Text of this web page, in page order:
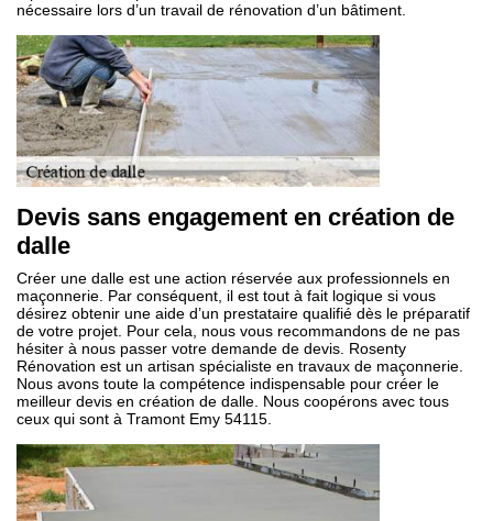
nécessaire lors d’un travail de rénovation d’un bâtiment.
Devis sans engagement en création de
dalle
Créer une dalle est une action réservée aux professionnels en
maçonnerie. Par conséquent, il est tout à fait logique si vous
désirez obtenir une aide d’un prestataire qualifié dès le préparatif
de votre projet. Pour cela, nous vous recommandons de ne pas
hésiter à nous passer votre demande de devis. Rosenty
Rénovation est un artisan spécialiste en travaux de maçonnerie.
Nous avons toute la compétence indispensable pour créer le
meilleur devis en création de dalle. Nous coopérons avec tous
ceux qui sont à Tramont Emy 54115.